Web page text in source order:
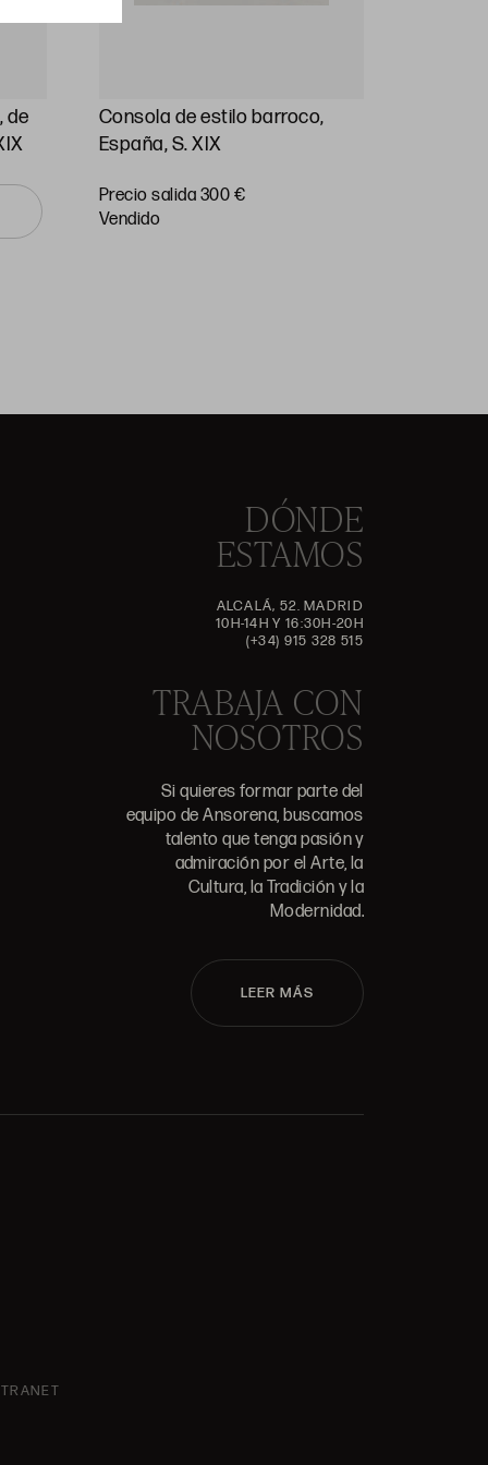
de
Consola de estilo barroco,
España, S. XIX
Precio salida 300 €
vendido
DÓNDE
ESTAMOS
ALCALÁ, 52. MADRID
10H-14H Y 16:30H-20H
(+34) 915 328 515
TRABAJA CON
NOSOTROS
Si quieres formar parte del
equipo de Ansorena, buscamos
talento que tenga pasión y
admiración por el Arte, la
Cultura, la Tradición y la
Modernidad.
LEER MÁS